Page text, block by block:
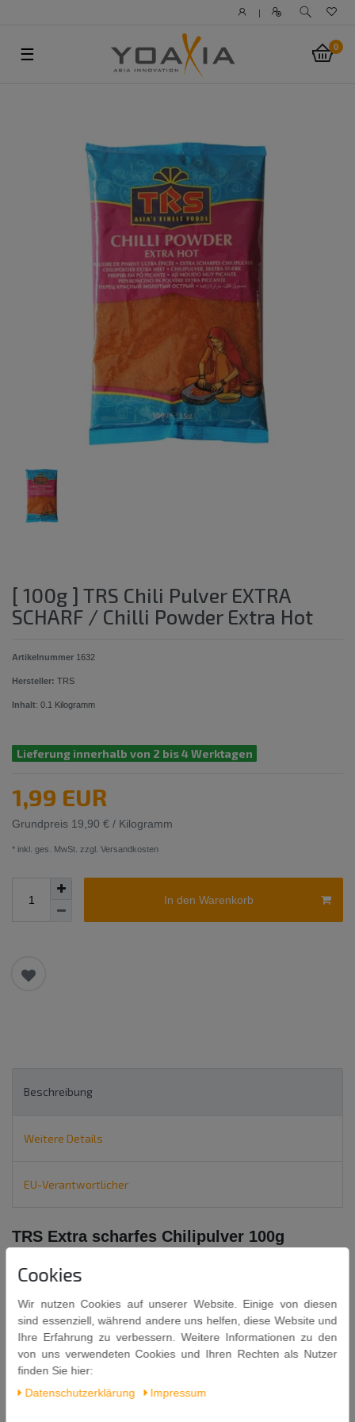
|
0
☰
[ 100g ] TRS Chili Pulver EXTRA
SCHARF / Chilli Powder Extra Hot
Artikelnummer 1632
Hersteller: TRS
Inhalt: 0.1 Kilogramm
Lieferung innerhalb von 2 bis 4 Werktagen
1,99 EUR
Grundpreis 19,90 € / Kilogramm
* inkl. ges. MwSt. zzgl. Versandkosten
In den Warenkorb
Beschreibung
Weitere Details
EU-Verantwortlicher
TRS Extra scharfes Chilipulver 100g
Inhalt: 100g
Mindestens Haltbar bis: 31. 10. 2027
Cookies
Wir nutzen Cookies auf unserer Website. Einige von diesen
sind essenziell, während andere uns helfen, diese Website und
Ihre Erfahrung zu verbessern. Weitere Informationen zu den
von uns verwendeten Cookies und Ihren Rechten als Nutzer
finden Sie hier:
Daten­schutz­erklärung
Impressum